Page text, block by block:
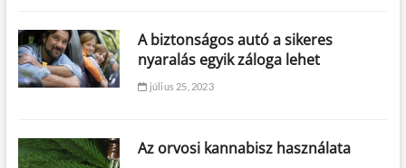
A biztonságos autó a sikeres
nyaralás egyik záloga lehet
július 25, 2023
Az orvosi kannabisz használata